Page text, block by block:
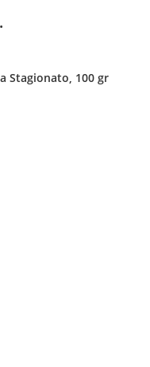
Stagionato, 100 gr